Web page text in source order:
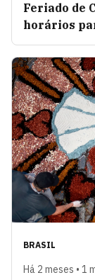
Feriado de
horários
BRASIL
Há 2 meses • 1